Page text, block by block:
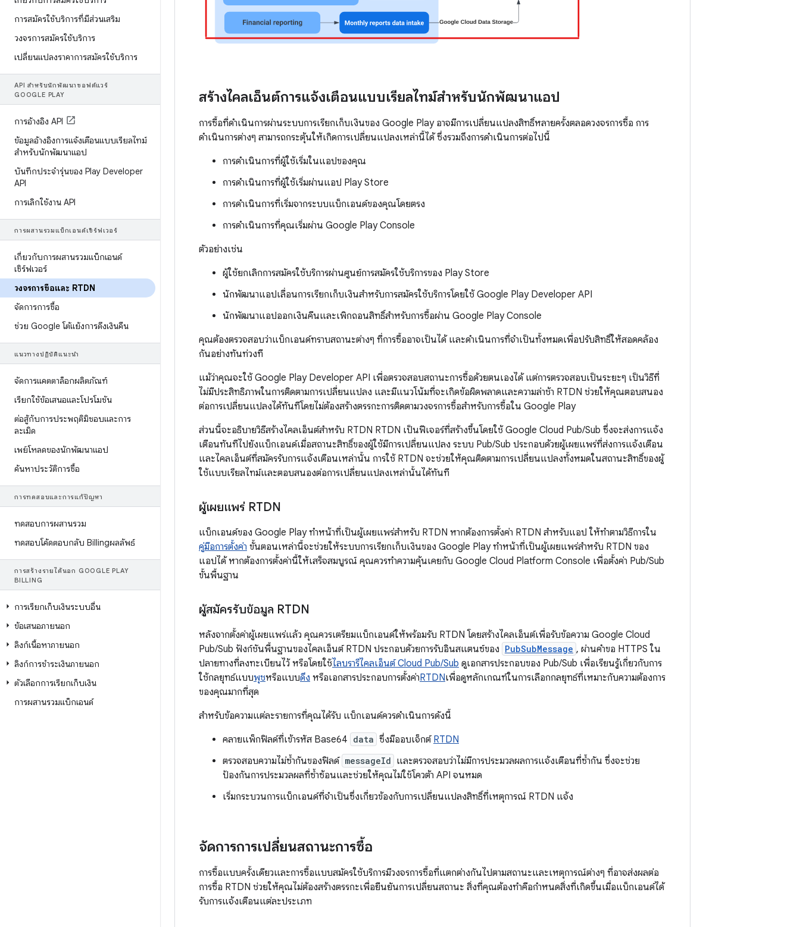
การสมัครใช้บริการที่มีส่วนเสริม
วงจรการสมัครใช้บริการ
เปลี่ยนแปลงราคาการสมัครใช้บริการ
API สำหรับนักพัฒนาซอฟต์แวร์
GOOGLE PLAY
การอ้างอิง API
ข้อมูลอ้างอิงการแจ้งเตือนแบบเรียลไทม์
สำหรับนักพัฒนาแอป
บันทึกประจำรุ่นของ Play Developer
API
การเลิกใช้งาน API
การผสานรวมแบ็กเอนด์เซิร์ฟเวอร์
เกี่ยวกับการผสานรวมแบ็กเอนด์
เซิร์ฟเวอร์
วงจรการซื้อและ RTDN
จัดการการซื้อ
ช่วย Google โต้แย้งการดึงเงินคืน
แนวทางปฏิบัติแนะนำ
จัดการแคตตาล็อกผลิตภัณฑ์
เรียกใช้ข้อเสนอและโปรโมชัน
ต่อสู้กับการประพฤติมิชอบและการ
ละเมิด
เพย์โหลดของนักพัฒนาแอป
ค้นหาประวัติการซื้อ
การทดสอบและการแก้ปัญหา
ทดสอบการผสานรวม
ทดสอบโค้ดตอบกลับ Billingผลลัพธ์
การสร้างรายได้นอก GOOGLE PLAY
BILLING
การเรียกเก็บเงินระบบอื่น
ข้อเสนอภายนอก
ลิงก์เนื้อหาภายนอก
ลิงก์การชำระเงินภายนอก
ตัวเลือกการเรียกเก็บเงิน
การผสานรวมแบ็กเอนด์
สร้างไคลเอ็นต์การแจ้งเตือนแบบเรียลไทม์สำหรับนักพัฒนาแอป
การซื้อที่ดำเนินการผ่านระบบการเรียกเก็บเงินของ Google Play อาจมีการเปลี่ยนแปลงสิทธิ์หลายครั้งตลอดวงจรการซื้อ การ
ดำเนินการต่างๆ สามารถกระตุ้นให้เกิดการเปลี่ยนแปลงเหล่านี้ได้ ซึ่งรวมถึงการดำเนินการต่อไปนี้
การดำเนินการที่ผู้ใช้เริ่มในแอปของคุณ
การดำเนินการที่ผู้ใช้เริ่มผ่านแอป Play Store
การดำเนินการที่เริ่มจากระบบแบ็กเอนด์ของคุณโดยตรง
การดำเนินการที่คุณเริ่มผ่าน Google Play Console
ตัวอย่างเช่น
ผู้ใช้ยกเลิกการสมัครใช้บริการผ่านศูนย์การสมัครใช้บริการของ Play Store
นักพัฒนาแอปเลื่อนการเรียกเก็บเงินสำหรับการสมัครใช้บริการโดยใช้ Google Play Developer API
นักพัฒนาแอปออกเงินคืนและเพิกถอนสิทธิ์สำหรับการซื้อผ่าน Google Play Console
คุณต้องตรวจสอบว่าแบ็กเอนด์ทราบสถานะต่างๆ ที่การซื้ออาจเป็นได้ และดำเนินการที่จำเป็นทั้งหมดเพื่อปรับสิทธิ์ให้สอดคล้อง
กันอย่างทันท่วงที
แม้ว่าคุณจะใช้ Google Play Developer API เพื่อตรวจสอบสถานะการซื้อด้วยตนเองได้ แต่การตรวจสอบเป็นระยะๆ เป็นวิธีที่
ไม่มีประสิทธิภาพในการติดตามการเปลี่ยนแปลง และมีแนวโน้มที่จะเกิดข้อผิดพลาดและความล่าช้า RTDN ช่วยให้คุณตอบสนอง
ต่อการเปลี่ยนแปลงได้ทันทีโดยไม่ต้องสร้างตรรกะการติดตามวงจรการซื้อสำหรับการซื้อใน Google Play
ส่วนนี้จะอธิบายวิธีสร้างไคลเอ็นต์สำหรับ RTDN RTDN เป็นฟีเจอร์ที่สร้างขึ้นโดยใช้ Google Cloud Pub/Sub ซึ่งจะส่งการแจ้ง
เตือนทันทีไปยังแบ็กเอนด์เมื่อสถานะสิทธิ์ของผู้ใช้มีการเปลี่ยนแปลง ระบบ Pub/Sub ประกอบด้วยผู้เผยแพร่ที่ส่งการแจ้งเตือน
และไคลเอ็นต์ที่สมัครรับการแจ้งเตือนเหล่านั้น การใช้ RTDN จะช่วยให้คุณติดตามการเปลี่ยนแปลงทั้งหมดในสถานะสิทธิ์ของผู้
ใช้แบบเรียลไทม์และตอบสนองต่อการเปลี่ยนแปลงเหล่านั้นได้ทันที
ผู้เผยแพร่ RTDN
แบ็กเอนด์ของ Google Play ทำหน้าที่เป็นผู้เผยแพร่สำหรับ RTDN หากต้องการตั้งค่า RTDN สำหรับแอป ให้ทำตามวิธีการใน
คู่มือการตั้งค่า ขั้นตอนเหล่านี้จะช่วยให้ระบบการเรียกเก็บเงินของ Google Play ทำหน้าที่เป็นผู้เผยแพร่สำหรับ RTDN ของ
แอปได้ หากต้องการตั้งค่านี้ให้เสร็จสมบูรณ์ คุณควรทำความคุ้นเคยกับ Google Cloud Platform Console เพื่อตั้งค่า Pub/Sub
ขั้นพื้นฐาน
ผู้สมัครรับข้อมูล RTDN
หลังจากตั้งค่าผู้เผยแพร่แล้ว คุณควรเตรียมแบ็กเอนด์ให้พร้อมรับ RTDN โดยสร้างไคลเอ็นต์เพื่อรับข้อความ Google Cloud
Pub/Sub ฟังก์ชันพื้นฐานของไคลเอ็นต์ RTDN ประกอบด้วยการรับอินสแตนซ์ของ PubSubMessage , ผ่านคำขอ HTTPS ใน
ปลายทางที่ลงทะเบียนไว้ หรือโดยใช้ไลบรารีไคลเอ็นต์ Cloud Pub/Sub ดูเอกสารประกอบของ Pub/Sub เพื่อเรียนรู้เกี่ยวกับการ
ใช้กลยุทธ์แบบพุชหรือแบบดึง หรือเอกสารประกอบการตั้งค่าRTDNเพื่อดูหลักเกณฑ์ในการเลือกกลยุทธ์ที่เหมาะกับความต้องการ
ของคุณมากที่สุด
สำหรับข้อความแต่ละรายการที่คุณได้รับ แบ็กเอนด์ควรดำเนินการดังนี้
คลายแพ็กฟิลด์ที่เข้ารหัส Base64 data ซึ่งมีออบเจ็กต์RTDN
ตรวจสอบความไม่ซ้ำกันของฟิลด์ messageId และตรวจสอบว่าไม่มีการประมวลผลการแจ้งเตือนที่ซ้ำกัน ซึ่งจะช่วย
ป้องกันการประมวลผลที่ซ้ำซ้อนและช่วยให้คุณไม่ใช้โควต้า API จนหมด
เริ่มกระบวนการแบ็กเอนด์ที่จำเป็นซึ่งเกี่ยวข้องกับการเปลี่ยนแปลงสิทธิ์ที่เหตุการณ์ RTDN แจ้ง
จัดการการเปลี่ยนสถานะการซื้อ
การซื้อแบบครั้งเดียวและการซื้อแบบสมัครใช้บริการมีวงจรการซื้อที่แตกต่างกันไปตามสถานะและเหตุการณ์ต่างๆ ที่อาจส่งผลต่อ
การซื้อ RTDN ช่วยให้คุณไม่ต้องสร้างตรรกะเพื่อยืนยันการเปลี่ยนสถานะ สิ่งที่คุณต้องทำคือกำหนดสิ่งที่เกิดขึ้นเมื่อแบ็กเอนด์ได้
รับการแจ้งเตือนแต่ละประเภท